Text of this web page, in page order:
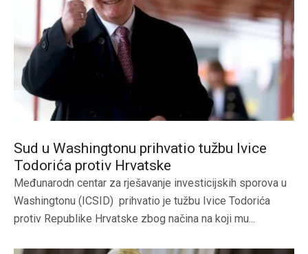
Sud u Washingtonu prihvatio tužbu Ivice
Todorića protiv Hrvatske
Međunarodn centar za rješavanje investicijskih sporova u
Washingtonu (ICSID) prihvatio je tužbu Ivice Todorića
protiv Republike Hrvatske zbog načina na koji mu...